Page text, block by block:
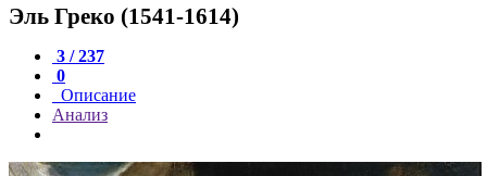
Эль Греко (1541-1614)
3 / 237
0
Описание
Анализ